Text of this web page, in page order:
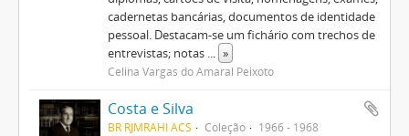
cadernetas bancárias, documentos de identidade
pessoal. Destacam-se um fichário com trechos de
entrevistas; notas ... »
Celina Vargas do Amaral Peixoto
Costa e Silva
BR RJMRAHI ACS Coleção 1966 - 1968